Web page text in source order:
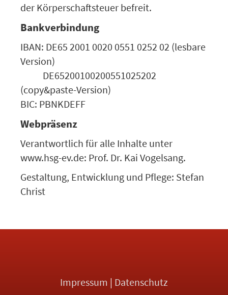
der Körperschaftsteuer befreit.
Bankverbindung
IBAN: DE65 2001 0020 0551 0252 02 (lesbare
Version)
DE65200100200551025202
(copy&paste-Version)
BIC: PBNKDEFF
Webpräsenz
Verantwortlich für alle Inhalte unter
www.hsg-ev.de: Prof. Dr. Kai Vogelsang.
Gestaltung, Entwicklung und Pflege: Stefan
Christ
Impressum | Datenschutz